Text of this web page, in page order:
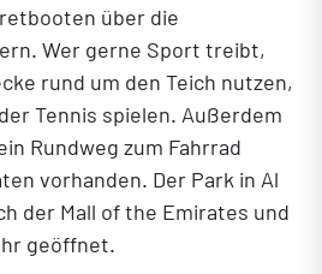
über die
Wer gerne Sport treibt,
rund um den Teich nutzen,
Tennis spielen. Außerdem
Rundweg zum Fahrrad
vorhanden. Der Park in Al
der Mall of the Emirates und
geöffnet.